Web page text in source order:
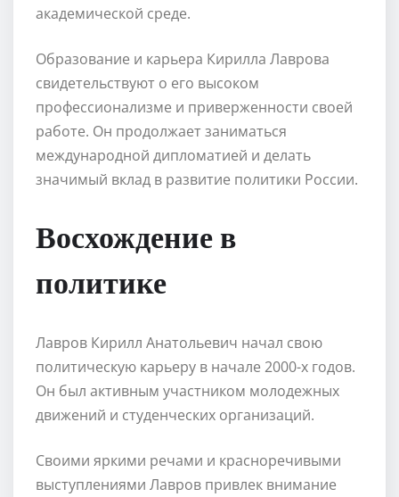
академической среде.
Образование и карьера Кирилла Лаврова
свидетельствуют о его высоком
профессионализме и приверженности своей
работе. Он продолжает заниматься
международной дипломатией и делать
значимый вклад в развитие политики России.
Восхождение в
политике
Лавров Кирилл Анатольевич начал свою
политическую карьеру в начале 2000-х годов.
Он был активным участником молодежных
движений и студенческих организаций.
Своими яркими речами и красноречивыми
выступлениями Лавров привлек внимание